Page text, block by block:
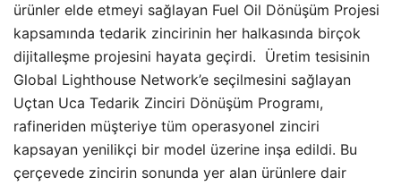
ürünler elde etmeyi sağlayan Fuel Oil Dönüşüm Projesi
kapsamında tedarik zincirinin her halkasında birçok
dijitalleşme projesini hayata geçirdi. Üretim tesisinin
Global Lighthouse Network’e seçilmesini sağlayan
Uçtan Uca Tedarik Zinciri Dönüşüm Programı,
rafineriden müşteriye tüm operasyonel zinciri
kapsayan yenilikçi bir model üzerine inşa edildi. Bu
çerçevede zincirin sonunda yer alan ürünlere dair